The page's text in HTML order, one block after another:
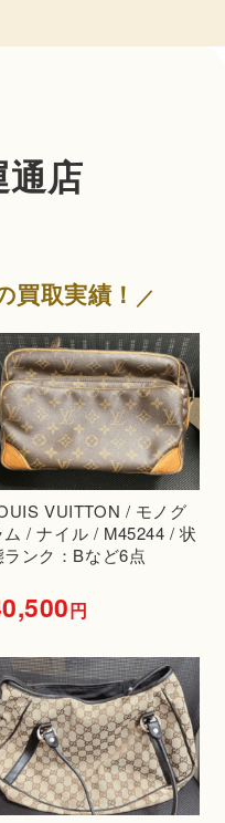
店
買取実績！
VUITTON / モノグ
ム / ナイル / M45244 / 状
ランク：Bなど6点
円